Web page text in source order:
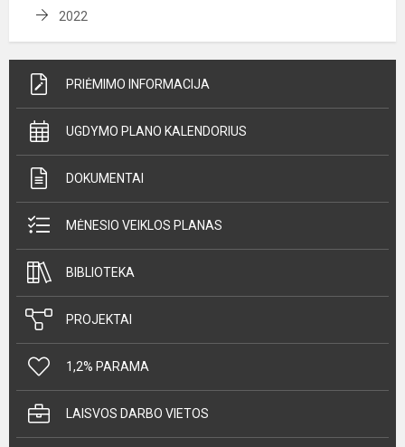
2022
PRIĖMIMO INFORMACIJA
UGDYMO PLANO KALENDORIUS
DOKUMENTAI
MĖNESIO VEIKLOS PLANAS
BIBLIOTEKA
PROJEKTAI
1,2% PARAMA
LAISVOS DARBO VIETOS